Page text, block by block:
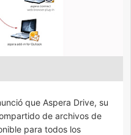
que Aspera Drive, su
de archivos de
para todos los